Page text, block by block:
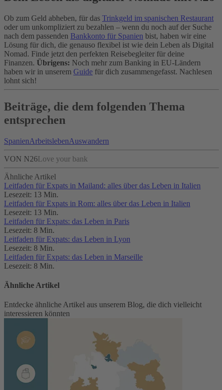
Ob zum Geld abheben, für das Trinkgeld im spanischen Restaurant
oder um unkompliziert zu bezahlen – wenn du noch auf der Suche
nach dem passenden Bankkonto für Spanien bist, haben wir eine
Lösung für dich, die genauso flexibel ist wie dein Leben als Digital
Nomad. Finde jetzt den perfekten Reisebegleiter für deine
Finanzen. Übrigens: Noch mehr zum Banking in EU-Ländern
haben wir in unserem Guide für dich zusammengefasst. Nachlesen
lohnt sich!
Beiträge, die dem folgenden Thema
entsprechen
SpanienArbeitslebenAuswandern
VON N26Love your bank
Ähnliche Artikel
Leitfaden für Expats in Mailand: alles über das Leben in Italien
Lesezeit: 13 Min.
Leitfaden für Expats in Rom: alles über das Leben in Italien
Lesezeit: 13 Min.
Leitfaden für Expats: das Leben in Paris
Lesezeit: 8 Min.
Leitfaden für Expats: das Leben in Lyon
Lesezeit: 8 Min.
Leitfaden für Expats: das Leben in Marseille
Lesezeit: 8 Min.
Ähnliche Artikel
Entdecke ähnliche Artikel aus unserem Blog, die dich vielleicht
interessieren könnten